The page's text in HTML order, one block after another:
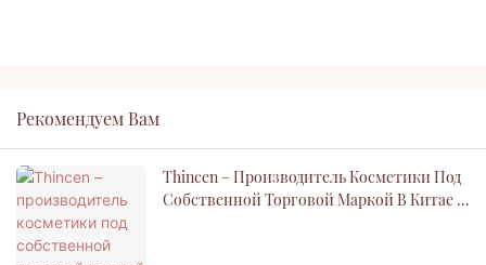
Рекомендуем Вам
Thincen – Производитель Косметики Под
Собственной Торговой Маркой В ​​Китае –